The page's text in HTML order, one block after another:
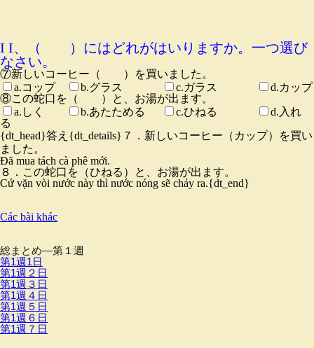
I I、（ ）にはどれがはいりますか。一つ選び
なさい。
⑦新しいコーヒー（ ）を買いました。
a.コップ
b.グラス c.ガラス
d.カップ
⑧この蛇口を（ ）と、お湯が出ます。
a.しく
b.あたためる c.ひねる
d.入れ
る
{dt_head}答え{dt_details} ７．新しいコーヒー（カップ）を買い
ました。
Đã mua tách cà phê mới.
８．この蛇口を（ひねる）と、お湯が出ます。
Cứ vặn vòi nước này thì nước nóng sẽ chảy ra.{dt_end}
Các bài khác
総まとめ―第１週
第1週1日
第1週２日
第1週３日
第1週４日
第1週５日
第1週６日
第1週７日